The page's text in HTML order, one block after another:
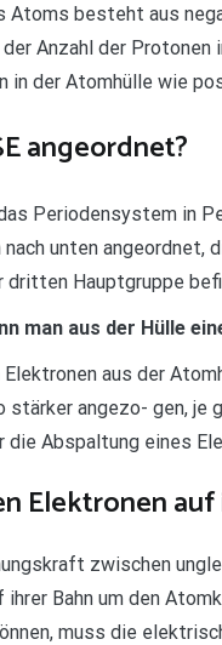
Atoms besteht aus
Anzahl der
in der Atomhülle wie
angeordnet?
Periodensystem in
unten angeordnet,
Hauptgruppe
man aus der Hülle
aus der
stärker angezo- gen,
die Abspaltung eines
Elektronen
zwischen
Bahn um den
muss die